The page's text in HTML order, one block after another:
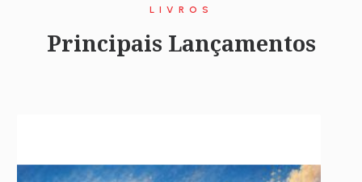
LIVROS
Principais Lançamentos